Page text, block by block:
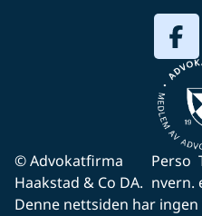
© Advokatfirma
Haakstad & Co DA.
Perso
nvern.
Denne nettsiden har